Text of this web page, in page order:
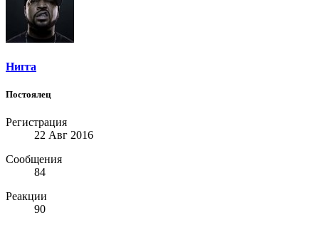
Нигга
Постоялец
Регистрация
22 Авг 2016
Сообщения
84
Реакции
90